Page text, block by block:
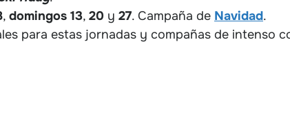
, domingos 13, 20 y 27. Campaña de Navidad.
para estas jornadas y compañas de intenso